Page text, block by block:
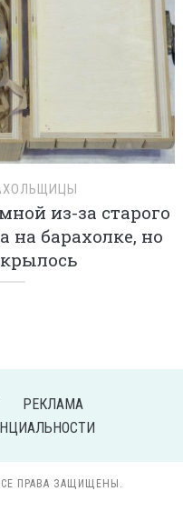
из-за старого
на барахолке, но
РЕКЛАМА
ПРАВА ЗАЩИЩЕНЫ.